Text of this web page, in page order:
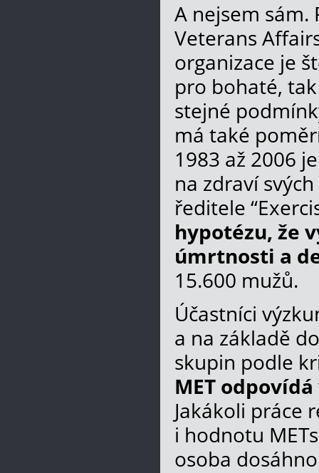
A nejsem sám.
Veterans
organizace je
pro bohaté,
stejné
má také
1983 až 2006
na zdraví
ředitele
hypotézu, že
úmrtnosti a
15.600 mužů.
Účastníci
a na základě
skupin podle
MET
Jakákoli práce
i hodnotu
osoba